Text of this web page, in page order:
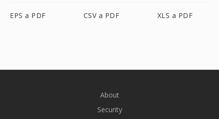
EPS a PDF CSV a PDF XLS a PDF
About
Security